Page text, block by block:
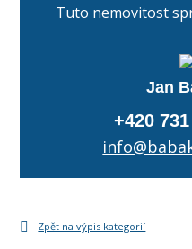
Tuto nemovitost
Jan
+420
Zpět na výpis kategorií